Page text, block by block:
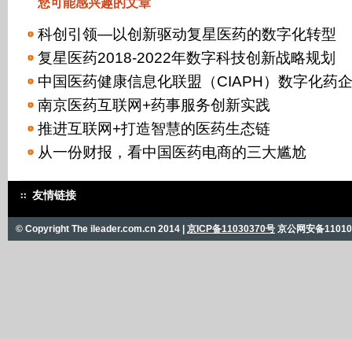
您可能感兴趣的文章
科创引领—以创新驱动复星医药的数字化转型
复星医药2018-2022年数字科技创新战略规划
中国医药健康信息化联盟（CIAPH）数字化药
南京医药互联网+药事服务创新实践
推进互联网+打造智慧的医药生态链
从一份财报，看中国医药电商的三大尴尬
友情链接
© Copyright The ileader.com.cn 2014 | 京ICP备11030370号 京公网安备